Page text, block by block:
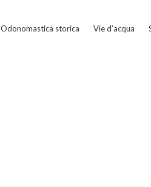
Odonomastica storica Vie d’acqua